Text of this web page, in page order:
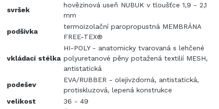
svršek
hovězinová useň NUBUK v tloušťce 1,9 - 2,1
mm
podšívka
termoizolační paropropustná MEMBRÁNA
FREE-TEX®
vkládací stélka
HI-POLY - anatomicky tvarovaná s lehčené
polyuretanové pěny potažená textilií MESH,
antistatická
podešev
EVA/RUBBER - olejivzdorná, antistatická,
protiskluzová, lepená konstrukce
velikost
36 - 49